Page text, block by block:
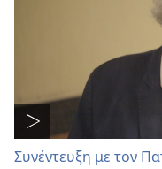
Συνέντευξη με τον